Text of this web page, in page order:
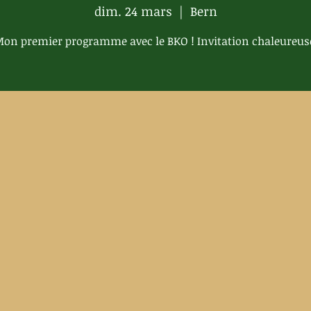
dim. 24 mars
  |
Bern
premier programme avec le BKO ! Invitation